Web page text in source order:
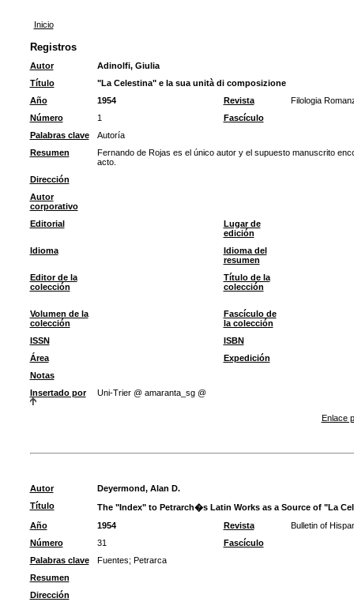
Inicio
Registros
Autor
Adinolfi, Giulia
Título
"La Celestina" e la sua unità di composizione
Año
1954 Revista
Filologia
Número
1
Fascículo
Palabras clave
Autoría
Resumen
Fernando de Rojas es el único autor y el supuesto manuscrito
acto.
Dirección
Autor
corporativo
Editorial
Lugar de
edición
Idioma
Idioma del
resumen
Editor de la
colección
Título de la
colección
Volumen de la
colección
Fascículo de
la colección
ISSN
ISBN
Área
Expedición
Notas
Insertado por
Uni-Trier @ amaranta_sg @
Enlace
Autor
Deyermond, Alan D.
Título
The "Index" to Petrarch�s Latin Works as a Source of "La
Año
1954 Revista
Bulletin of
Número
31
Fascículo
Palabras clave
Fuentes; Petrarca
Resumen
Dirección